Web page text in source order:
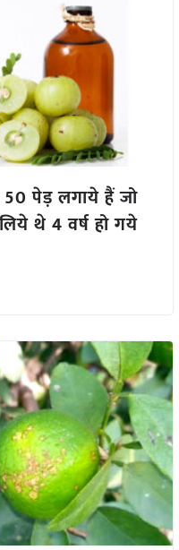
पेड़ लगाये हैं जो
थे 4 वर्ष हो गये